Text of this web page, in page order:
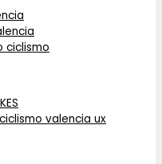
ciclismo
valencia ux